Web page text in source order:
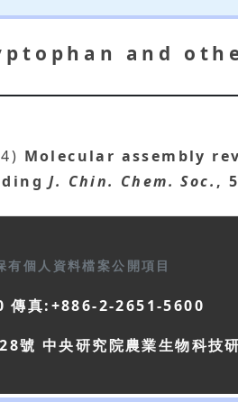
and
Molecular assembly
J. Chin. Chem. Soc. ,
有個人資料檔案公開項目
傳真:+886-2-2651-5600
號 中央研究院農業生物科技